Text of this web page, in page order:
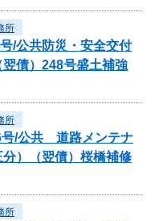
所
/公共防災・安全交付
債）248号盛土補強
所
号/公共 道路メンテナ
）（翌債）桜橋補修
所